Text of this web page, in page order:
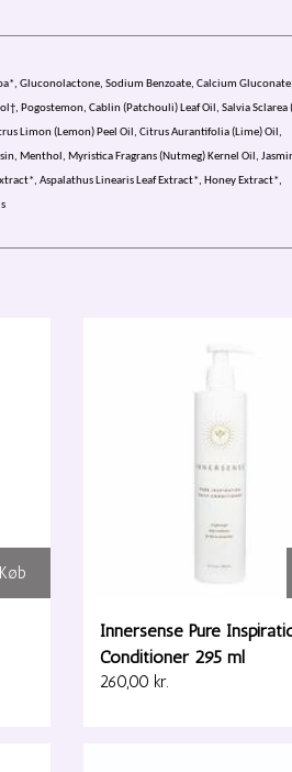
Gluconolactone, Sodium Benzoate, Calcium Gluconate,
Pogostemon, Cablin (Patchouli) Leaf Oil, Salvia Sclarea
Limon (Lemon) Peel Oil, Citrus Aurantifolia (Lime) Oil,
Menthol, Myristica Fragrans (Nutmeg) Kernel Oil,
Aspalathus Linearis Leaf Extract*, Honey Extract*,
Køb
Innersense Pure
Conditioner 295 ml
260,00 kr.